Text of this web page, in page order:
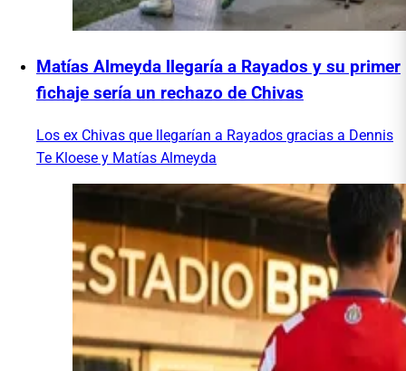
Matías Almeyda llegaría a Rayados y su primer
fichaje sería un rechazo de Chivas
Los ex Chivas que llegarían a Rayados gracias a Dennis
Te Kloese y Matías Almeyda